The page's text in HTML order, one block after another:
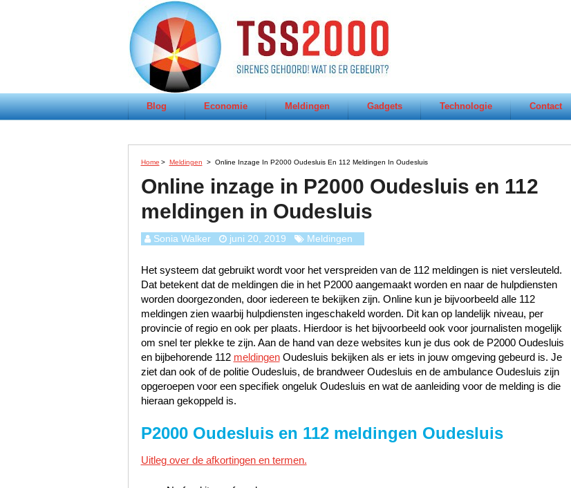
Blog Economie Meldingen Gadgets Technologie Contact
Home > Meldingen > Online Inzage In P2000 Oudesluis En 112 Meldingen In Oudesluis
Online inzage in P2000 Oudesluis en 112
meldingen in Oudesluis
Sonia Walker juni 20, 2019 Meldingen
Het systeem dat gebruikt wordt voor het verspreiden van de 112 meldingen is niet versleuteld.
Dat betekent dat de meldingen die in het P2000 aangemaakt worden en naar de hulpdiensten
worden doorgezonden, door iedereen te bekijken zijn. Online kun je bijvoorbeeld alle 112
meldingen zien waarbij hulpdiensten ingeschakeld worden. Dit kan op landelijk niveau, per
provincie of regio en ook per plaats. Hierdoor is het bijvoorbeeld ook voor journalisten mogelijk
om snel ter plekke te zijn. Aan de hand van deze websites kun je dus ook de P2000 Oudesluis
en bijbehorende 112 meldingenOudesluis bekijken als er iets in jouw omgeving gebeurd is. Je
ziet dan ook of de politie Oudesluis, de brandweer Oudesluis en de ambulance Oudesluis zijn
opgeroepen voor een specifiek ongeluk Oudesluis en wat de aanleiding voor de melding is die
hieraan gekoppeld is.
P2000 Oudesluis en 112 meldingen Oudesluis
Uitleg over de afkortingen en termen.